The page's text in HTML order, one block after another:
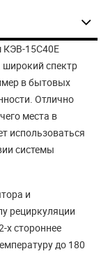
КЭВ-15С40Е
спектр
в бытовых
Отлично
места в
использоваться
системы
и
рециркуляции
х стороннее
до 180